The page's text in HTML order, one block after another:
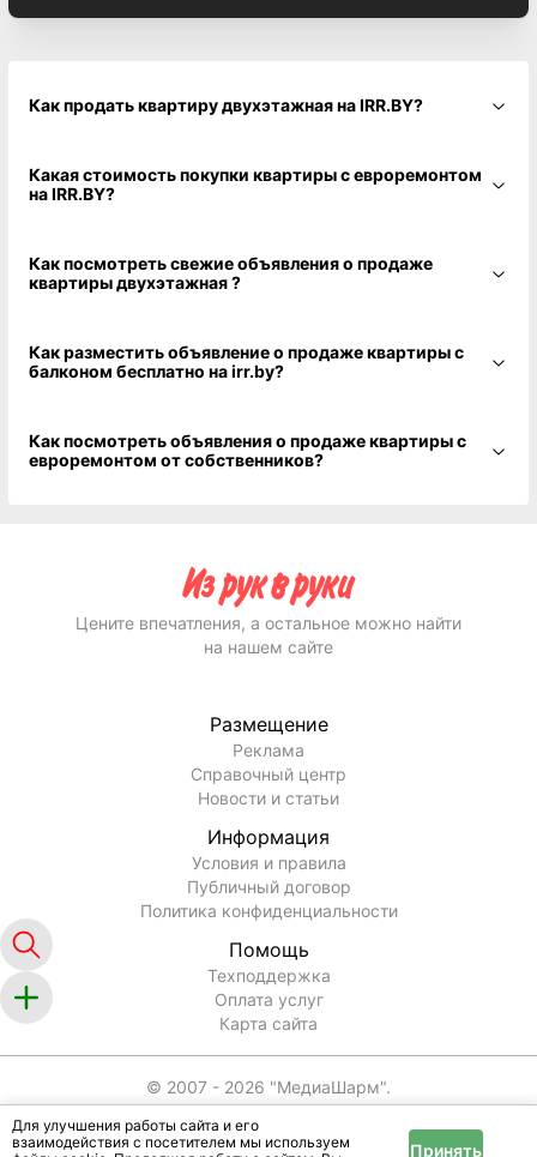
Как продать квартиру двухэтажная на IRR.BY?
Какая стоимость покупки квартиры с евроремонтом
на IRR.BY?
Как посмотреть свежие объявления о продаже
квартиры двухэтажная ?
Как разместить объявление о продаже квартиры с
балконом бесплатно на irr.by?
Как посмотреть объявления о продаже квартиры с
евроремонтом от собственников?
Для улучшения работы сайта и его
взаимодействия с посетителем мы используем
Принять
Цените впечатления, а остальное можно найти
на нашем сайте
Размещение
Реклама
Справочный центр
Новости и статьи
Информация
Условия и правила
Публичный договор
Политика конфиденциальности
Помощь
Техподдержка
Оплата услуг
Карта сайта
© 2007 - 2026 "МедиаШарм".